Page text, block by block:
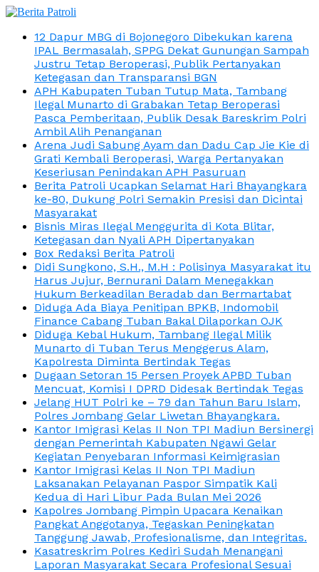
12 Dapur MBG di Bojonegoro Dibekukan karena
IPAL Bermasalah, SPPG Dekat Gunungan Sampah
Justru Tetap Beroperasi, Publik Pertanyakan
Ketegasan dan Transparansi BGN
APH Kabupaten Tuban Tutup Mata, Tambang
Ilegal Munarto di Grabakan Tetap Beroperasi
Pasca Pemberitaan, Publik Desak Bareskrim Polri
Ambil Alih Penanganan
Arena Judi Sabung Ayam dan Dadu Cap Jie Kie di
Grati Kembali Beroperasi, Warga Pertanyakan
Keseriusan Penindakan APH Pasuruan
Berita Patroli Ucapkan Selamat Hari Bhayangkara
ke-80, Dukung Polri Semakin Presisi dan Dicintai
Masyarakat
Bisnis Miras Ilegal Menggurita di Kota Blitar,
Ketegasan dan Nyali APH Dipertanyakan
Box Redaksi Berita Patroli
Didi Sungkono, S.H., M.H : Polisinya Masyarakat itu
Harus Jujur, Bernurani Dalam Menegakkan
Hukum Berkeadilan Beradab dan Bermartabat
Diduga Ada Biaya Penitipan BPKB, Indomobil
Finance Cabang Tuban Bakal Dilaporkan OJK
Diduga Kebal Hukum, Tambang Ilegal Milik
Munarto di Tuban Terus Menggerus Alam,
Kapolresta Diminta Bertindak Tegas
Dugaan Setoran 15 Persen Proyek APBD Tuban
Mencuat, Komisi I DPRD Didesak Bertindak Tegas
Jelang HUT Polri ke – 79 dan Tahun Baru Islam,
Polres Jombang Gelar Liwetan Bhayangkara.
Kantor Imigrasi Kelas II Non TPI Madiun Bersinergi
dengan Pemerintah Kabupaten Ngawi Gelar
Kegiatan Penyebaran Informasi Keimigrasian
Kantor Imigrasi Kelas II Non TPI Madiun
Laksanakan Pelayanan Paspor Simpatik Kali
Kedua di Hari Libur Pada Bulan Mei 2026
Kapolres Jombang Pimpin Upacara Kenaikan
Pangkat Anggotanya, Tegaskan Peningkatan
Tanggung Jawab, Profesionalisme, dan Integritas.
Kasatreskrim Polres Kediri Sudah Menangani
Laporan Masyarakat Secara Profesional Sesuai